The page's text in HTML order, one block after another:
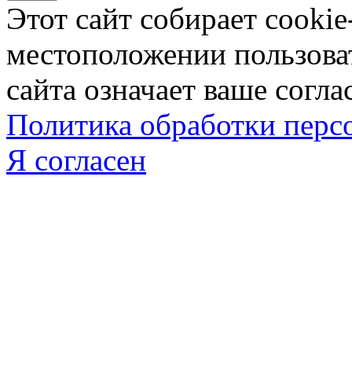
Этот сайт собирает
местоположении
сайта означает ваше
Политика обработки
Я согласен